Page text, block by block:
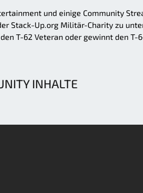
und einige Community
Stack-Up.org Militär-Charity zu
T-62 Veteran oder gewinnt den T-
INHALTE